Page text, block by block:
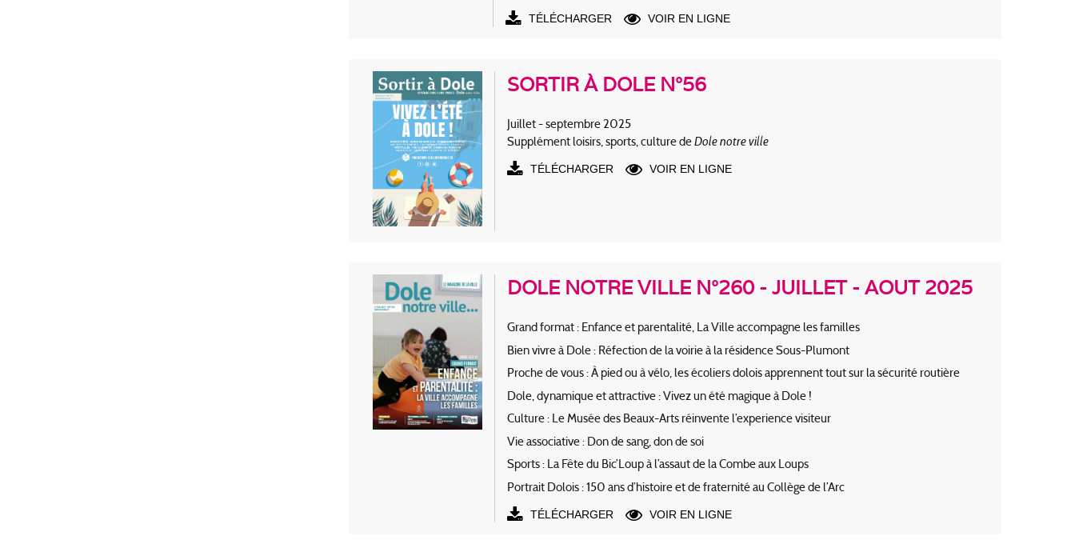
TÉLÉCHARGER VOIR EN LIGNE
SORTIR À DOLE N°56
Juillet - septembre 2025
Supplément loisirs, sports, culture de Dole notre ville
TÉLÉCHARGER VOIR EN LIGNE
DOLE NOTRE VILLE N°260 - JUILLET - AOUT 2025
Grand format : Enfance et parentalité, La Ville accompagne les familles
Bien vivre à Dole : Réfection de la voirie à la résidence Sous-Plumont
Proche de vous : À pied ou à vélo, les écoliers dolois apprennent tout sur la sécurité routière
Dole, dynamique et attractive : Vivez un été magique à Dole !
Culture : Le Musée des Beaux-Arts réinvente l’experience visiteur
Vie associative : Don de sang, don de soi
Sports : La Fête du Bic’Loup à l’assaut de la Combe aux Loups
Portrait Dolois : 150 ans d’histoire et de fraternité au Collège de l’Arc
TÉLÉCHARGER VOIR EN LIGNE